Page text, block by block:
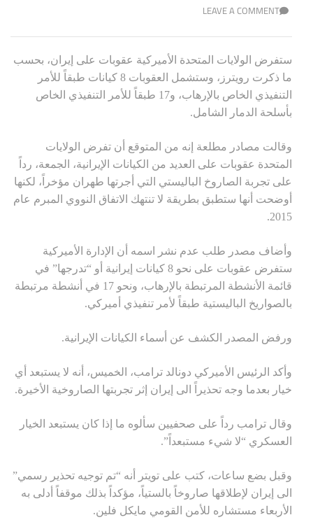
LEAVE A COMMENT
ستفرض الولايات المتحدة الأميركية عقوبات على إيران، بحسب
ما ذكرت رويترز، وستشمل العقوبات 8 كيانات طبقاً للأمر
التنفيذي الخاص بالإرهاب، و17 طبقاً للأمر التنفيذي الخاص
بأسلحة الدمار الشامل.
وقالت مصادر مطلعة إنه من المتوقع أن تفرض الولايات
المتحدة عقوبات على العديد من الكيانات الإيرانية، الجمعة، رداً
على تجربة الصاروخ الباليستي التي أجرتها طهران مؤخراً، لكنها
أوضحت أنها ستطبق بطريقة لا تنتهك الاتفاق النووي المبرم عام
2015.
وأضاف مصدر طلب عدم نشر اسمه أن الإدارة الأميركية
ستفرض عقوبات على نحو 8 كيانات إيرانية أو “تدرجها” في
قائمة الأنشطة المرتبطة بالإرهاب، ونحو 17 في أنشطة مرتبطة
بالصواريخ الباليستية طبقاً لأمر تنفيذي أميركي.
ورفض المصدر الكشف عن أسماء الكيانات الإيرانية.
وأكد الرئيس الأميركي دونالد ترامب، الخميس، أنه لا يستبعد أي
خيار بعدما وجه تحذيراً الى إيران إثر تجربتها الصاروخية الأخيرة.
وقال ترامب رداً على صحفيين سألوه ما إذا كان يستبعد الخيار
العسكري “لا شيء مستبعداً”.
وقبل بضع ساعات، كتب على تويتر أنه “تم توجيه تحذير رسمي”
الى إيران لإطلاقها صاروخاً بالستياً، مؤكداً بذلك موقفاً أدلى به
الأربعاء مستشاره للأمن القومي مايكل فلين.